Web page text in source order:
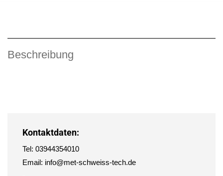
Beschreibung
Kontaktdaten:
Tel: 03944354010
Email: info@met-schweiss-tech.de